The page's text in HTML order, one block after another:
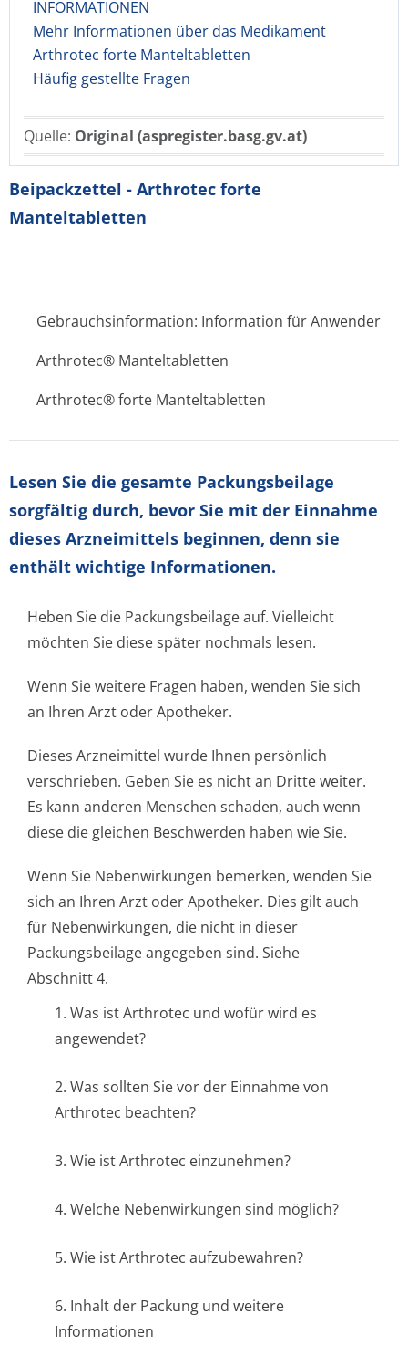
INFORMATIONEN
Mehr Informationen über das Medikament
Arthrotec forte Manteltabletten
Häufig gestellte Fragen
Quelle: Original (aspregister.basg.gv.at)
Beipackzettel - Arthrotec forte
Manteltabletten
Gebrauchsinformation: Information für Anwender
Arthrotec® Manteltabletten
Arthrotec® forte Manteltabletten
Lesen Sie die gesamte Packungsbeilage
sorgfältig durch, bevor Sie mit der Einnahme
dieses Arzneimittels beginnen, denn sie
enthält wichtige Informationen.
Heben Sie die Packungsbeilage auf. Vielleicht
möchten Sie diese später nochmals lesen.
Wenn Sie weitere Fragen haben, wenden Sie sich
an Ihren Arzt oder Apotheker.
Dieses Arzneimittel wurde Ihnen persönlich
verschrieben. Geben Sie es nicht an Dritte weiter.
Es kann anderen Menschen schaden, auch wenn
diese die gleichen Beschwerden haben wie Sie.
Wenn Sie Nebenwirkungen bemerken, wenden Sie
sich an Ihren Arzt oder Apotheker. Dies gilt auch
für Nebenwirkungen, die nicht in dieser
Packungsbeilage angegeben sind. Siehe
Abschnitt 4.
1. Was ist Arthrotec und wofür wird es
angewendet?
2. Was sollten Sie vor der Einnahme von
Arthrotec beachten?
3. Wie ist Arthrotec einzunehmen?
4. Welche Nebenwirkungen sind möglich?
5. Wie ist Arthrotec aufzubewahren?
6. Inhalt der Packung und weitere
Informationen